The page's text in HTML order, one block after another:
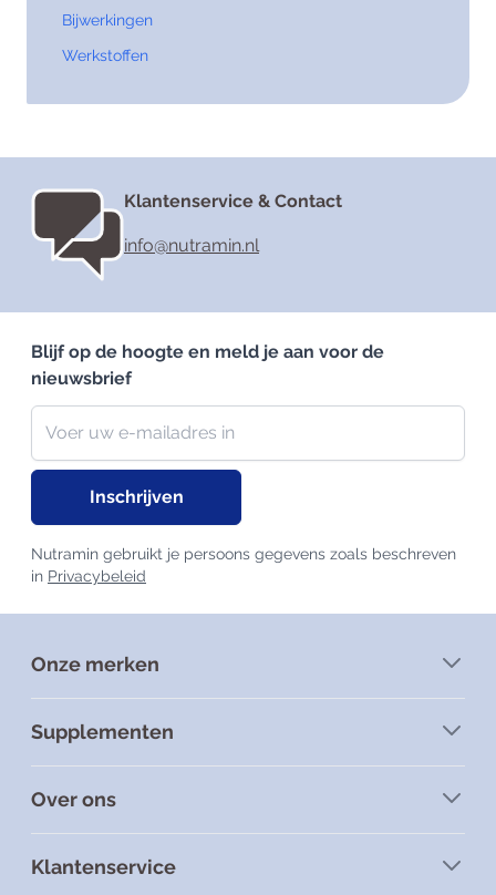
Bijwerkingen
Werkstoffen
Klantenservice & Contact
info@nutramin.nl
Blijf op de hoogte en meld je aan voor de
nieuwsbrief
Nieuwsbrief
E-mailadres
Inschrijven
Nutramin gebruikt je persoons gegevens zoals beschreven
in Privacybeleid
Onze merken
Supplementen
Over ons
Klantenservice